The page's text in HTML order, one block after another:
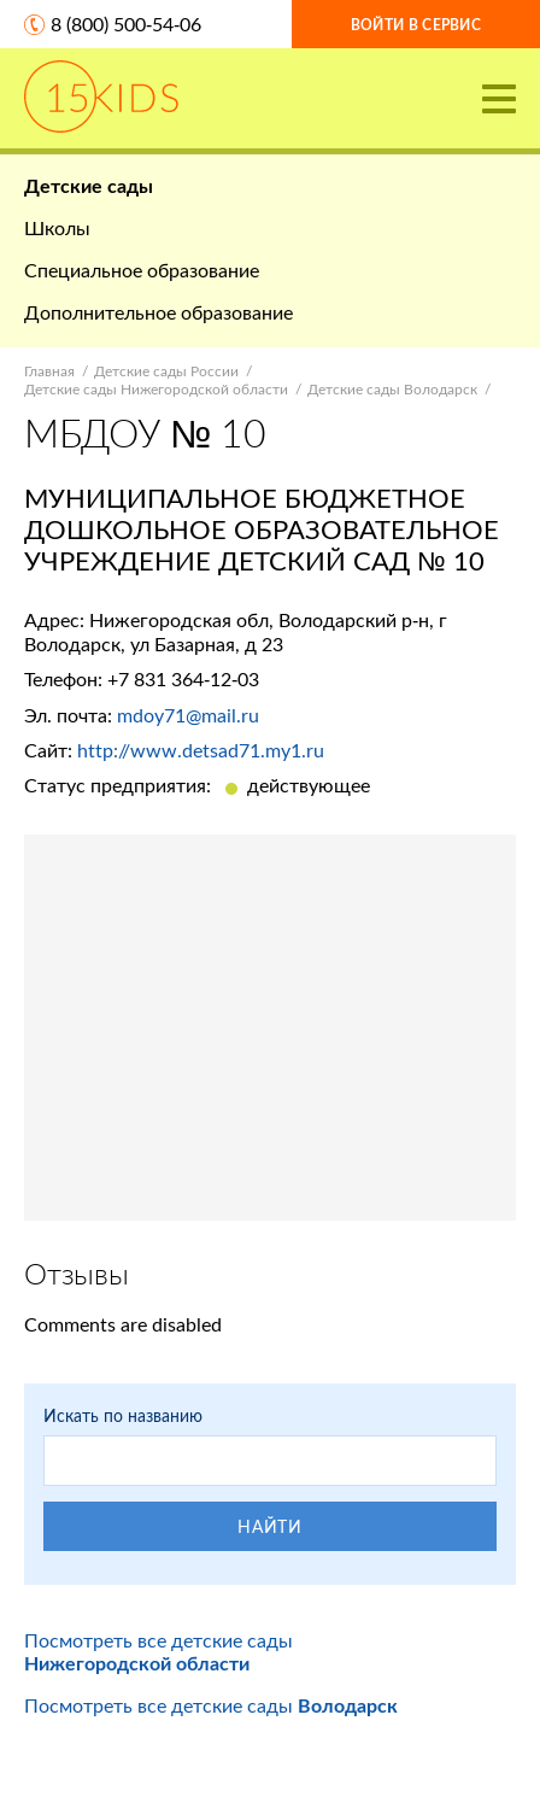
8 (800) 500-54-06 ВОЙТИ В СЕРВИС
Детские сады
Школы
Специальное образование
Дополнительное образование
Главная
Детские сады России
Детские сады Нижегородской области
Детские сады Володарск
МБДОУ № 10
МУНИЦИПАЛЬНОЕ БЮДЖЕТНОЕ
ДОШКОЛЬНОЕ ОБРАЗОВАТЕЛЬНОЕ
УЧРЕЖДЕНИЕ ДЕТСКИЙ САД № 10
Адрес: Нижегородская обл, Володарский р-н, г
Володарск, ул Базарная, д 23
Телефон: +7 831 364-12-03
Эл. почта: mdoy71@mail.ru
Сайт: http://www.detsad71.my1.ru
Статус предприятия:
действующее
Отзывы
Comments are disabled
Искать по названию
НАЙТИ
Посмотреть все детские сады
Нижегородской области
Посмотреть все детские сады Володарск